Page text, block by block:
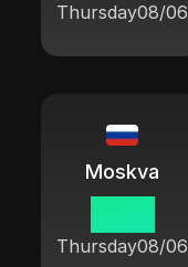
Thursday08/06
Moskva
Thursday08/06